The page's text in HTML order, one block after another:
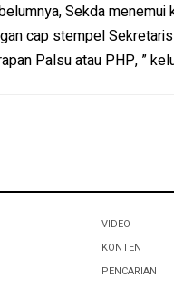
Sekda
cap stempel
Palsu atau PHP, ”
VIDEO
KONTEN
PENCARIAN